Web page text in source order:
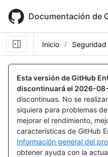
main
content
Documentación de
Inicio
Esta versión de GitHub
discontinuará el 2026-
discontinuas. No se
siquiera para problemas
mejorar el rendimiento,
características de GitHub
Información general del
obtener ayuda con la